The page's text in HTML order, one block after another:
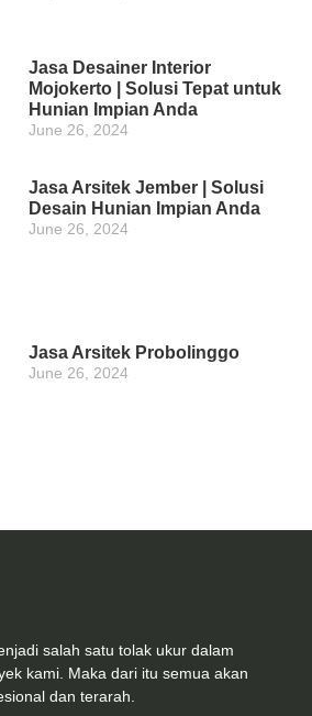
Jasa Desainer Interior
Mojokerto | Solusi Tepat untuk
Hunian Impian Anda
June 26, 2024
Jasa Arsitek Jember | Solusi
Desain Hunian Impian Anda
June 26, 2024
Jasa Arsitek Probolinggo
June 26, 2024
salah satu tolak ukur dalam
kami. Maka dari itu semua akan
dan terarah.